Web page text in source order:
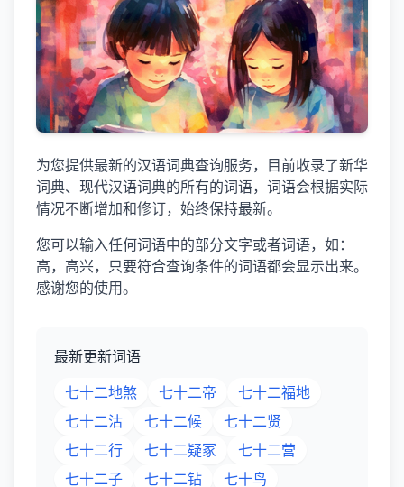
为您提供最新的汉语词典查询服务，目前收录了新华
词典、现代汉语词典的所有的词语，词语会根据实际
情况不断增加和修订，始终保持最新。
您可以输入任何词语中的部分文字或者词语，如：
高，高兴，只要符合查询条件的词语都会显示出来。
感谢您的使用。
最新更新词语
七十二地煞
七十二帝
七十二福地
七十二沽
七十二候
七十二贤
七十二行
七十二疑冢
七十二营
七十二子
七十二钻 七十鸟